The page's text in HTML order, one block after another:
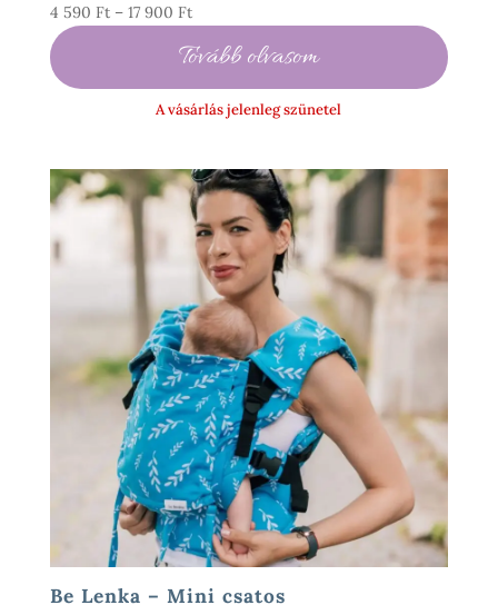
4 590 Ft – 17 900 FtÁrtartomány:
590 Ft
-
17
Tovább olvasom
A vásárlás jelenleg szünetel
Be Lenka – Mini csatos